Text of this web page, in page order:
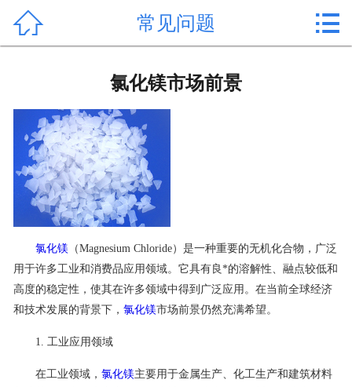
联系我们
 常见问题 
氯化镁市场前景
氯化镁 （Magnesium Chloride）是一种重要的无机化合物，广泛
用于许多工业和消费品应用领域。它具有良*的溶解性、融点较低和
高度的稳定性，使其在许多领域中得到广泛应用。在当前全球经济
和技术发展的背景下， 氯化镁市场前景仍然充满希望。
1. 工业应用领域
在工业领域， 氯化镁主要用于金属生产、化工生产和建筑材料